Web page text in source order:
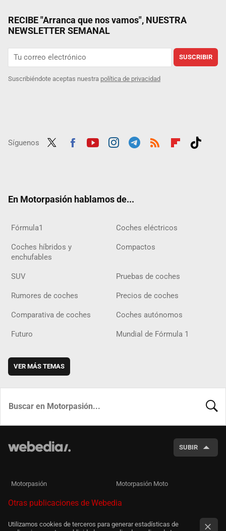
RECIBE "Arranca que nos vamos", NUESTRA
NEWSLETTER SEMANAL
SUSCRIBIR
Suscribiéndote aceptas nuestra política de privacidad
Síguenos
En Motorpasión hablamos de...
Fórmula1 Coches eléctricos
Coches híbridos y
enchufables
Compactos
SUV Pruebas de coches
Rumores de coches Precios de coches
Comparativa de coches Coches autónomos
Futuro Mundial de Fórmula 1
VER MÁS TEMAS
SUBIR
Motorpasión Motorpasión Moto
Otras publicaciones de Webedia
Utilizamos cookies de terceros para generar estadísticas de